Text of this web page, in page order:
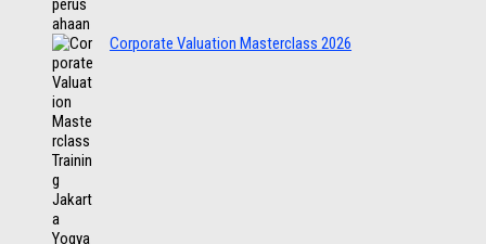
Corporate Valuation Masterclass 2026